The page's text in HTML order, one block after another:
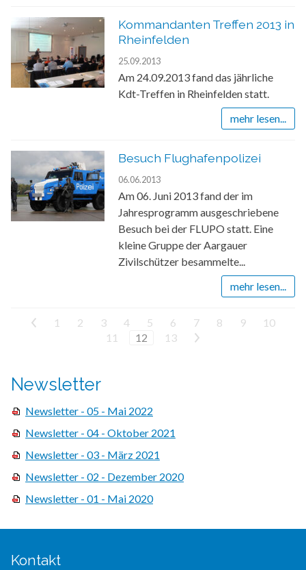
Kommandanten Treffen 2013 in
Rheinfelden
25.09.2013
Am 24.09.2013 fand das jährliche
Kdt-Treffen in Rheinfelden statt.
mehr lesen...
Besuch Flughafenpolizei
06.06.2013
Am 06. Juni 2013 fand der im
Jahresprogramm ausgeschriebene
Besuch bei der FLUPO statt. Eine
kleine Gruppe der Aargauer
Zivilschützer besammelte...
mehr lesen...
< 1 2 3 4 5 6 7 8 9
10
11
12 13 >
Newsletter
Newsletter - 05 - Mai 2022
Newsletter - 04 - Oktober 2021
Newsletter - 03 - März 2021
Newsletter - 02 - Dezember 2020
Newsletter - 01 - Mai 2020
Kontakt